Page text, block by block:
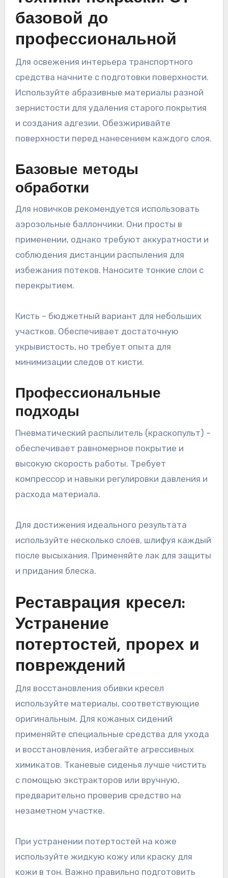
базовой до
профессиональной
Для освежения интерьера транспортного
средства начните с подготовки поверхности.
Используйте абразивные материалы разной
зернистости для удаления старого покрытия
и создания адгезии. Обезжиривайте
поверхности перед нанесением каждого слоя.
Базовые методы
обработки
Для новичков рекомендуется использовать
аэрозольные баллончики. Они просты в
применении, однако требуют аккуратности и
соблюдения дистанции распыления для
избежания потеков. Наносите тонкие слои с
перекрытием.
Кисть – бюджетный вариант для небольших
участков. Обеспечивает достаточную
укрывистость, но требует опыта для
минимизации следов от кисти.
Профессиональные
подходы
Пневматический распылитель (краскопульт) –
обеспечивает равномерное покрытие и
высокую скорость работы. Требует
компрессор и навыки регулировки давления и
расхода материала.
Для достижения идеального результата
используйте несколько слоев, шлифуя каждый
после высыхания. Применяйте лак для защиты
и придания блеска.
Реставрация кресел:
Устранение
потертостей, прорех и
повреждений
Для восстановления обивки кресел
используйте материалы, соответствующие
оригинальным. Для кожаных сидений
применяйте специальные средства для ухода
и восстановления, избегайте агрессивных
химикатов. Тканевые сиденья лучше чистить
с помощью экстракторов или вручную,
предварительно проверив средство на
незаметном участке.
При устранении потертостей на коже
используйте жидкую кожу или краску для
кожи в тон. Важно правильно подготовить